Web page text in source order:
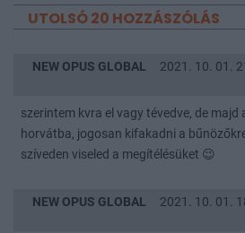
UTOLSÓ 20 HOZZÁSZÓLÁS
NEW OPUS GLOBAL
2021. 10. 01.
szerintem kvra el vagy tévedve, de majd
horvátba, jogosan kifakadni a
szíveden viseled a megítélésüket 😉
NEW OPUS GLOBAL
2021. 10. 01.